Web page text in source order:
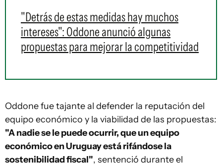
"Detrás de estas medidas hay muchos
intereses": Oddone anunció algunas
propuestas para mejorar la competitividad
Oddone fue tajante al defender la reputación del
equipo económico y la viabilidad de las propuestas:
"A nadie se le puede ocurrir, que un equipo
económico en Uruguay está rifándose la
sostenibilidad fiscal", sentenció durante el